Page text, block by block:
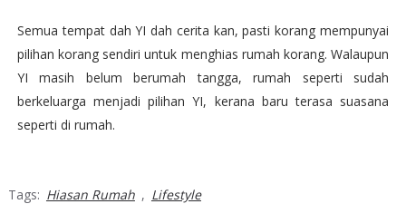
Semua tempat dah YI dah cerita kan, pasti korang mempunyai
pilihan korang sendiri untuk menghias rumah korang. Walaupun
YI masih belum berumah tangga, rumah seperti sudah
berkeluarga menjadi pilihan YI, kerana baru terasa suasana
seperti di rumah.
Tags: Hiasan Rumah , Lifestyle